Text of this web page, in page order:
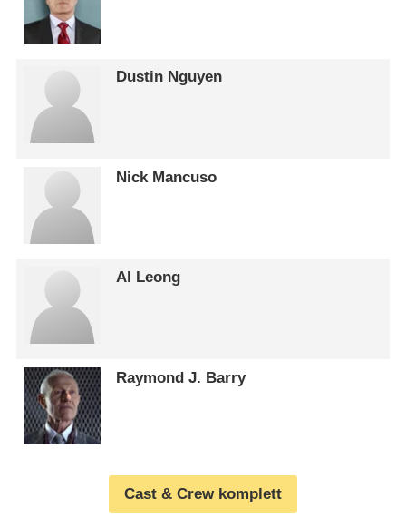
Dustin Nguyen
Nick Mancuso
Al Leong
Raymond J. Barry
Cast & Crew komplett